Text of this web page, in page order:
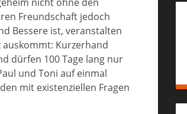
Freundschaft jedoch
Bessere ist, veranstalten
Kurzerhand
dürfen 100 Tage lang nur
und Toni auf einmal
mit existenziellen Fragen